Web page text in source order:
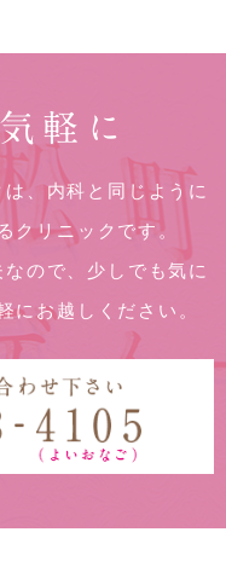
軽に
、内科と同じように
クリニックです。
ので、少しでも気に
にお越しください。